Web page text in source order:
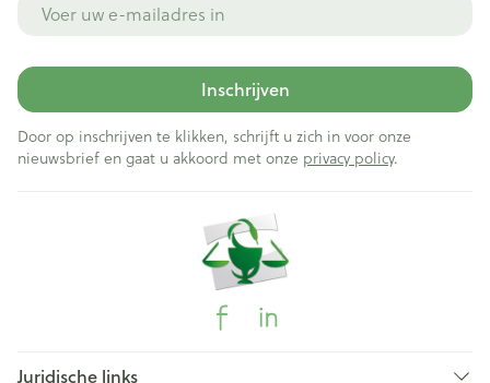
Inschrijven
Door op inschrijven te klikken, schrijft u zich in voor onze
nieuwsbrief en gaat u akkoord met onze privacy policy.
Juridische links